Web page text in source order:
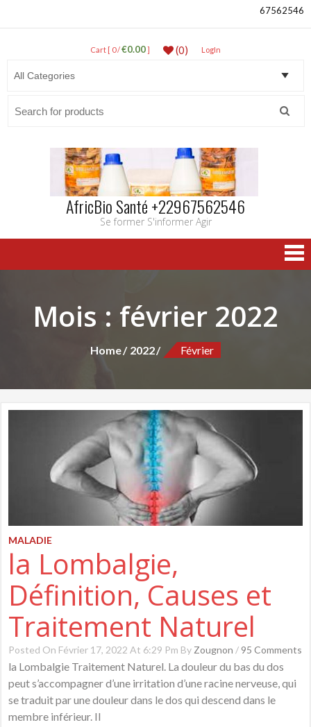
67562546
Cart [ 0 /€0.00] (0) LogIn
AfricBio Santé +22967562546
Se former S'informer Agir
Mois : février 2022
Home 2022 Février
MALADIE
la Lombalgie,
Définition, Causes et
Traitement Naturel
Posted On Février 17, 2022 At 6:29 Pm By Zougnon / 95 Comments
la Lombalgie Traitement Naturel. La douleur du bas du dos
peut s’accompagner d’une irritation d’une racine nerveuse, qui
se traduit par une douleur dans le dos qui descend dans le
membre inférieur. Il